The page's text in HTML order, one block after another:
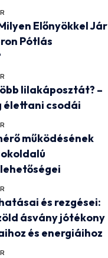
Előnyökkel Jár
Pótlás
lilakáposztát? –
élettani csodái
működésének
és rezgései:
ásvány jótékony
és energiáihoz